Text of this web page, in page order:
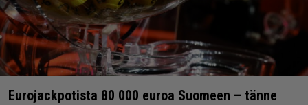
Eurojackpotista 80 000 euroa Suomeen – tänne